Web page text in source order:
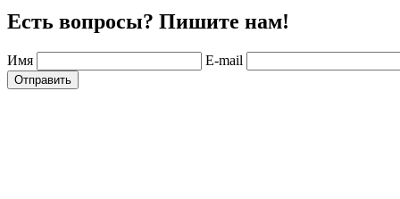
Есть вопросы? Пишите нам!
Имя E-mail